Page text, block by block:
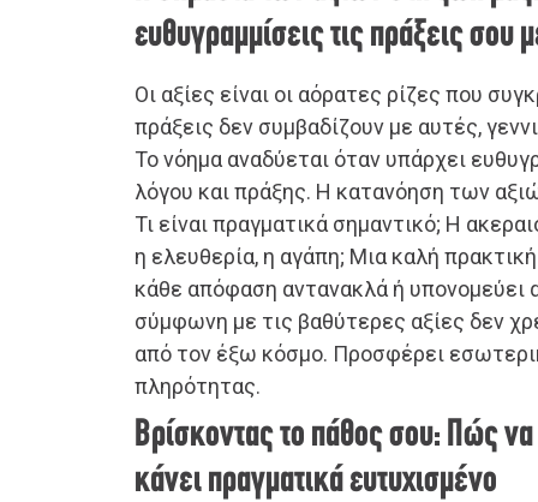
ευθυγραμμίσεις τις πράξεις σου
Οι αξίες είναι οι αόρατες ρίζες που
πράξεις δεν συμβαδίζουν με αυτές,
Το νόημα αναδύεται όταν υπάρχει
λόγου και πράξης. Η κατανόηση των
Τι είναι πραγματικά σημαντικό; Η
η ελευθερία, η αγάπη; Μια καλή
κάθε απόφαση αντανακλά ή υπονομεύει
σύμφωνη με τις βαθύτερες αξίες δεν
από τον έξω κόσμο. Προσφέρει
πληρότητας.
Βρίσκοντας το πάθος σου: Πώς
κάνει πραγματικά ευτυχισμένο